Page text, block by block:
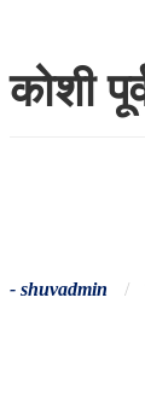
कोशी
- shuvadmin /